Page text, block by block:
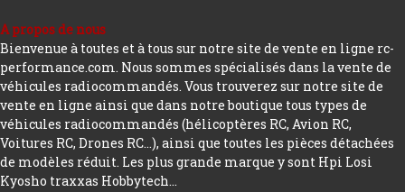
A propos de nous
Bienvenue à toutes et à tous sur notre site de vente en ligne rc-
performance.com. Nous sommes spécialisés dans la vente de
véhicules radiocommandés. Vous trouverez sur notre site de
vente en ligne ainsi que dans notre boutique tous types de
véhicules radiocommandés (hélicoptères RC, Avion RC,
Voitures RC, Drones RC…), ainsi que toutes les pièces détachées
de modèles réduit. Les plus grande marque y sont Hpi Losi
Kyosho traxxas Hobbytech...